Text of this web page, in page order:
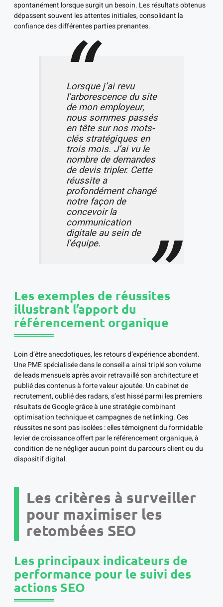
spontanément lorsque surgit un besoin. Les résultats obtenus
dépassent souvent les attentes initiales, consolidant la
confiance des différentes parties prenantes.
Lorsque j’ai revu
l’arborescence du site
de mon employeur,
nous sommes passés
en tête sur nos mots-
clés stratégiques en
trois mois. J’ai vu le
nombre de demandes
de devis tripler. Cette
réussite a
profondément changé
notre façon de
concevoir la
communication
digitale au sein de
l’équipe.
Les exemples de réussites
illustrant l’apport du
référencement organique
Loin d’être anecdotiques, les retours d’expérience abondent.
Une PME spécialisée dans le conseil a ainsi triplé son volume
de leads mensuels après avoir retravaillé son architecture et
publié des contenus à forte valeur ajoutée. Un cabinet de
recrutement, oublié des radars, s’est hissé parmi les premiers
résultats de Google grâce à une stratégie combinant
optimisation technique et campagnes de netlinking. Ces
réussites ne sont pas isolées : elles témoignent du formidable
levier de croissance offert par le référencement organique, à
condition de ne négliger aucun point du parcours client ou du
dispositif digital.
Les critères à surveiller
pour maximiser les
retombées SEO
Les principaux indicateurs de
performance pour le suivi des
actions SEO